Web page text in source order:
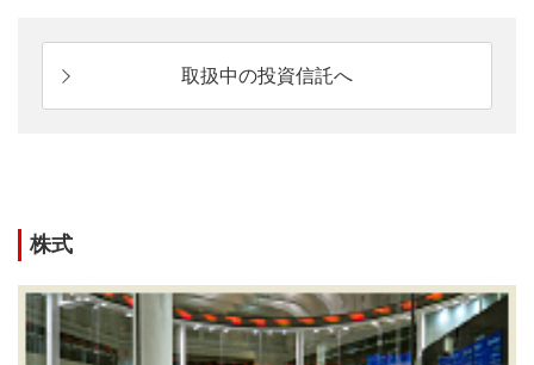
取扱中の投資信託へ
株式